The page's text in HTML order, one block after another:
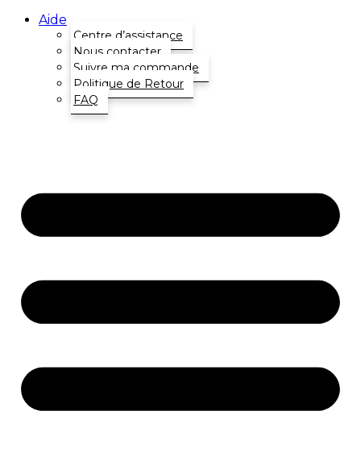
Aide
Centre d’assistance
Nous contacter
Suivre ma commande
Politique de Retour
FAQ